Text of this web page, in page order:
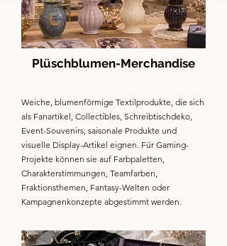
Plüschblumen-Merchandise
Weiche, blumenförmige Textilprodukte, die sich
als Fanartikel, Collectibles, Schreibtischdeko,
Event-Souvenirs, saisonale Produkte und
visuelle Display-Artikel eignen. Für Gaming-
Projekte können sie auf Farbpaletten,
Charakterstimmungen, Teamfarben,
Fraktionsthemen, Fantasy-Welten oder
Kampagnenkonzepte abgestimmt werden.